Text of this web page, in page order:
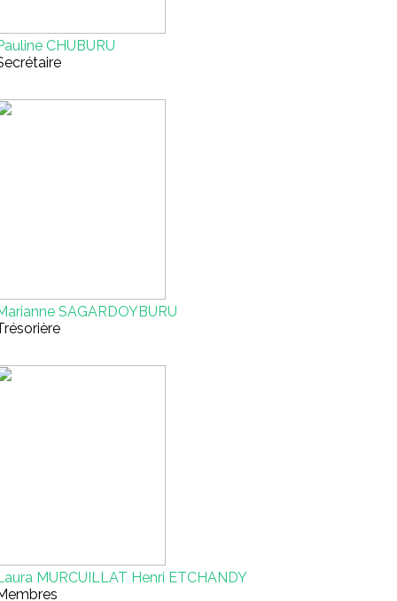
CHUBURU
SAGARDOYBURU
MURCUILLAT Henri ETCHANDY